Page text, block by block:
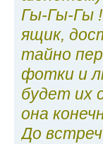
Гы-Гы-Гы
ящик,
тайно
фотки и
будет их
она
До